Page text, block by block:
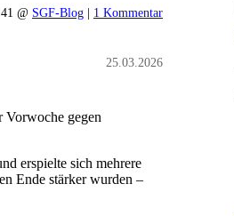
@ SGF-Blog | 1 Kommentar
25.03.2026
Vorwoche gegen
erspielte sich mehrere
Ende stärker wurden –